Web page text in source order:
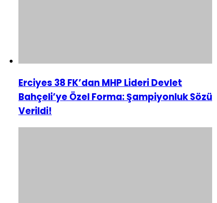
Erciyes 38 FK’dan MHP Lideri Devlet
Bahçeli’ye Özel Forma: Şampiyonluk Sözü
Verildi!